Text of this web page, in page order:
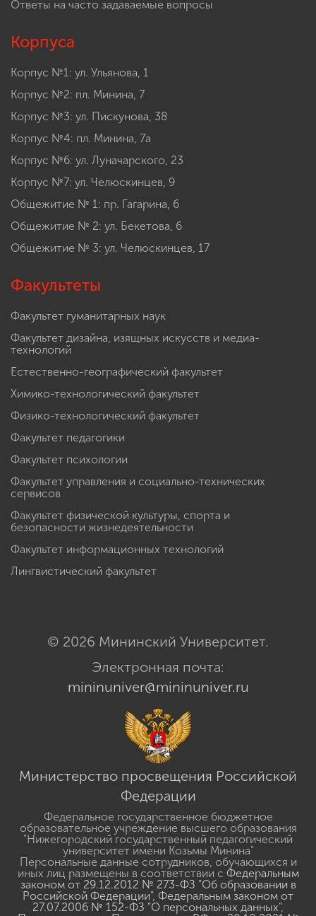
Ответы на часто задаваемые вопросы
Корпуса
Корпус №1: ул. Ульянова, 1
Корпус №2: пл. Минина, 7
Корпус №3: ул. Пискунова, 38
Корпус №4: пл. Минина, 7а
Корпус №6: ул. Луначарского, 23
Корпус №7: ул. Челюскинцев, 9
Общежитие № 1: пр. Гагарина, 6
Общежитие № 2: ул. Бекетова, 6
Общежитие № 3: ул. Челюскинцев, 17
Факультеты
Факультет гуманитарных наук
Факультет дизайна, изящных искусств и медиа-
технологий
Естественно-географический факультет
Химико-технологический факультет
Физико-технологический факультет
Факультет педагогики
Факультет психологии
Факультет управления и социально-технических
сервисов
Факультет физической культуры, спорта и
безопасности жизнедеятельности
Факультет информационных технологий
Лингвистический факультет
© 2026 Мининский Университет.
Электронная почта:
mininuniver@mininuniver.ru
Министерство просвещения Российской
Федерации
Федеральное государственное бюджетное
образовательное учреждение высшего образования
"Нижегородский государственный педагогический
университет имени Козьмы Минина"
Персональные данные сотрудников, обучающихся и
иных лиц размещены в соответствии с Федеральным
законом от 29.12.2012 № 273-ФЗ "Об образовании в
Российской Федерации", Федеральным законом от
27.07.2006 № 152-ФЗ "О персональных данных",